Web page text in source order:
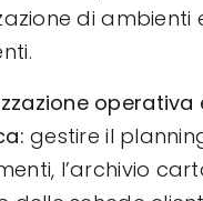
di ambienti
.
operativa
gestire il
l’archivio